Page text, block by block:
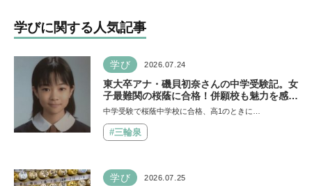
学びに関する人気記事
学び 2026.07.24
東大卒アナ・磯貝初奈さんの中学受験記。女
子最難関の桜蔭に合格！併願校も魅力を感じ
た渋渋に。母親の声かけは「睡眠が何より大
中学受験で桜蔭中学校に合格、高1のときに…
#三輪泉
学び 2026.07.25